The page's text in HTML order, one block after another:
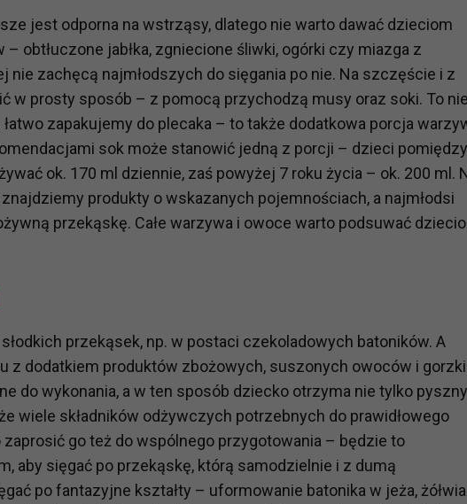
jest odporna na wstrząsy, dlatego nie warto dawać dzieciom
obtłuczone jabłka, zgniecione śliwki, ogórki czy miazga z
nie zachęcą najmłodszych do sięgania po nie. Na szczęście i z
w prosty sposób – z pomocą przychodzą musy oraz soki. To nie
zapakujemy do plecaka – to także dodatkowa porcja
sok może stanowić jedną z porcji – dzieci
ok. 170 ml dziennie, zaś powyżej 7 roku życia – ok. 200 ml.
produkty o wskazanych pojemnościach, a najmłodsi
przekąskę. Całe warzywa i owoce warto podsuwać
przekąsek, np. w postaci czekoladowych batoników. A
z dodatkiem produktów zbożowych, suszonych owoców i
do wykonania, a w ten sposób dziecko otrzyma nie tylko pyszny
wiele składników odżywczych potrzebnych do prawidłowego
go też do wspólnego przygotowania – będzie to
aby sięgać po przekąskę, którą samodzielnie i z dumą
po fantazyjne kształty – uformowanie batonika w jeża, żółwia
dane?
prawem Twoje dane możemy przekazywać podmiotom
podwykonawcom naszych usług oraz podmiotom
np. sądy lub organy ścigania – oczywiście tylko gdy wystąpią z
też wspomnieć, że na większości stron internetowych dane o ruchu
w stosunku do Twoich danych?
prawo do żądania dostępu do danych, sprostowania, usunięcia lub
prawne przetwarzania Twoich danych?
przetwarzania Twoich danych w celu świadczenia usług, w tym
udoskonalania oraz zapewniania ich bezpieczeństwa jest niezbędność do
zazwyczaj regulaminy lub podobne dokumenty dostępne w usługach, z
statystycznych i marketingu własnego administratorów jest tzw.
danych w celach marketingowych podmiotów trzecich będzie